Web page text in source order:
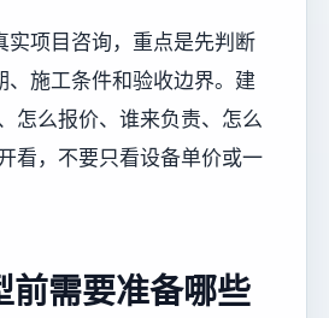
实项目咨询，重点是先判断
、施工条件和验收边界。建
怎么报价、谁来负责、怎么
看，不要只看设备单价或一
前需要准备哪些